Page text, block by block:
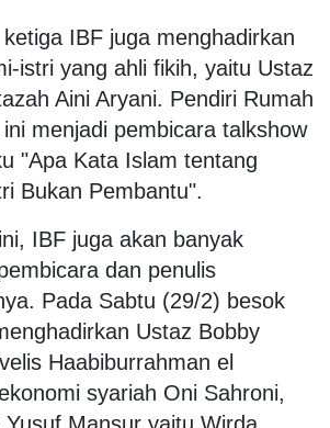
IBF juga menghadirkan
istri yang ahli fikih, yaitu Ustaz
Aini Aryani. Pendiri Rumah
menjadi pembicara talkshow
"Apa Kata Islam tentang
Bukan Pembantu".
IBF juga akan banyak
dan penulis
Pada Sabtu (29/2) besok
Ustaz Bobby
Haabiburrahman el
syariah Oni Sahroni,